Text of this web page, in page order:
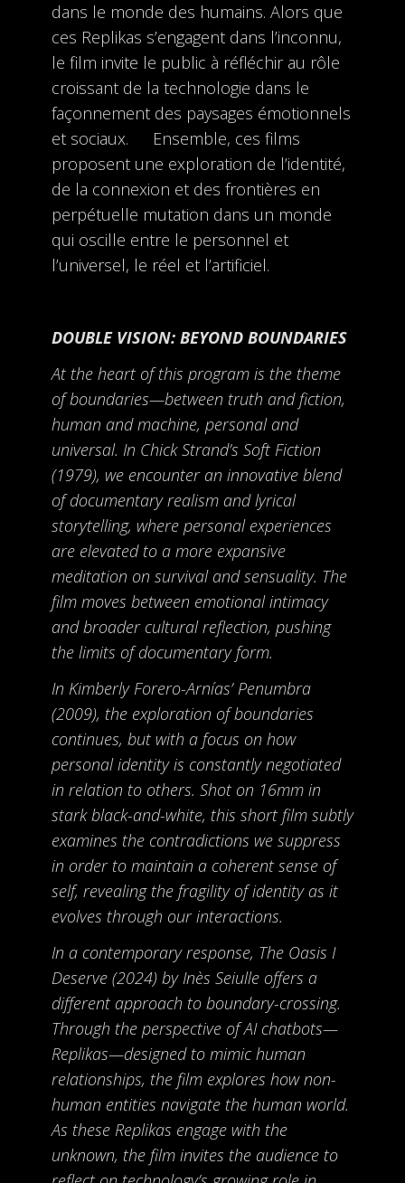
dans le monde des humains. Alors que
ces Replikas s’engagent dans l’inconnu,
le film invite le public à réfléchir au rôle
croissant de la technologie dans le
façonnement des paysages émotionnels
et sociaux. Ensemble, ces films
proposent une exploration de l’identité,
de la connexion et des frontières en
perpétuelle mutation dans un monde
qui oscille entre le personnel et
l’universel, le réel et l’artificiel.
DOUBLE VISION: BEYOND BOUNDARIES
At the heart of this program is the theme
of boundaries—between truth and fiction,
human and machine, personal and
universal. In Chick Strand’s Soft Fiction
(1979), we encounter an innovative blend
of documentary realism and lyrical
storytelling, where personal experiences
are elevated to a more expansive
meditation on survival and sensuality. The
film moves between emotional intimacy
and broader cultural reflection, pushing
the limits of documentary form.
In Kimberly Forero-Arnías’ Penumbra
(2009), the exploration of boundaries
continues, but with a focus on how
personal identity is constantly negotiated
in relation to others. Shot on 16mm in
stark black-and-white, this short film subtly
examines the contradictions we suppress
in order to maintain a coherent sense of
self, revealing the fragility of identity as it
evolves through our interactions.
In a contemporary response, The Oasis I
Deserve (2024) by Inès Seiulle offers a
different approach to boundary-crossing.
Through the perspective of AI chatbots—
Replikas—designed to mimic human
relationships, the film explores how non-
human entities navigate the human world.
As these Replikas engage with the
unknown, the film invites the audience to